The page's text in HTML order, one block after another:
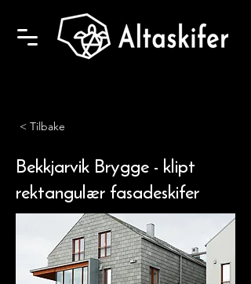
< Tilbake
Bekkjarvik Brygge - klipt
rektangulær fasadeskifer